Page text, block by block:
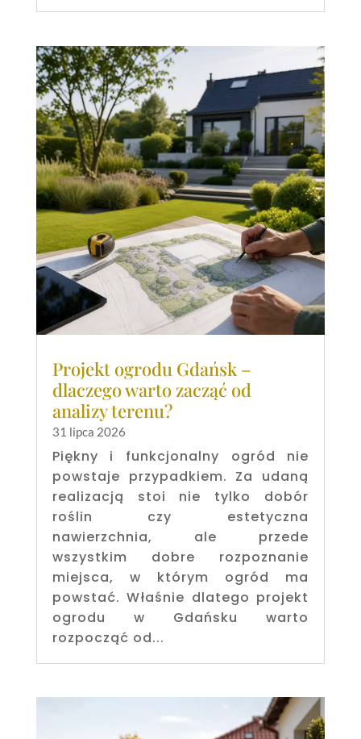
Projekt ogrodu Gdańsk –
dlaczego warto zacząć od
analizy terenu?
31 lipca 2026
Piękny i funkcjonalny ogród nie
powstaje przypadkiem. Za udaną
realizacją stoi nie tylko dobór
roślin czy estetyczna
nawierzchnia, ale przede
wszystkim dobre rozpoznanie
miejsca, w którym ogród ma
powstać. Właśnie dlatego projekt
ogrodu w Gdańsku warto
rozpocząć od...